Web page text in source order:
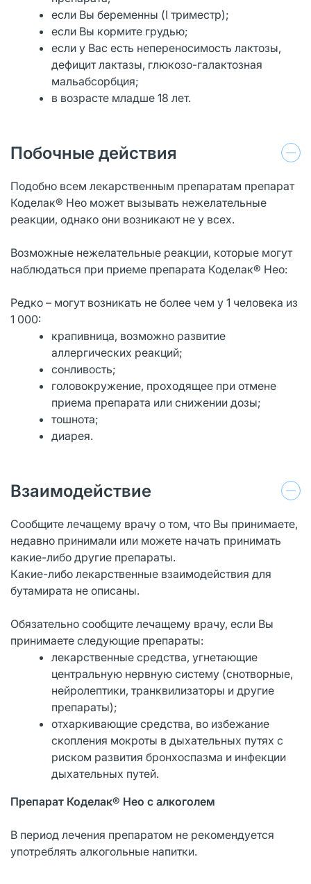
если Вы беременны (I триместр);
если Вы кормите грудью;
если у Вас есть непереносимость лактозы,
дефицит лактазы, глюкозо-галактозная
мальабсорбция;
в возрасте младше 18 лет.
Побочные действия
Подобно всем лекарственным препаратам препарат
Коделак® Нео может вызывать нежелательные
реакции, однако они возникают не у всех.
Возможные нежелательные реакции, которые могут
наблюдаться при приеме препарата Коделак® Нео:
Редко – могут возникать не более чем у 1 человека из
1 000:
крапивница, возможно развитие
аллергических реакций;
сонливость;
головокружение, проходящее при отмене
приема препарата или снижении дозы;
тошнота;
диарея.
Взаимодействие
Сообщите лечащему врачу о том, что Вы принимаете,
недавно принимали или можете начать принимать
какие-либо другие препараты.
Какие-либо лекарственные взаимодействия для
бутамирата не описаны.
Обязательно сообщите лечащему врачу, если Вы
принимаете следующие препараты:
лекарственные средства, угнетающие
центральную нервную систему (снотворные,
нейролептики, транквилизаторы и другие
препараты);
отхаркивающие средства, во избежание
скопления мокроты в дыхательных путях с
риском развития бронхоспазма и инфекции
дыхательных путей.
Препарат Коделак® Нео с алкоголем
В период лечения препаратом не рекомендуется
употреблять алкогольные напитки.